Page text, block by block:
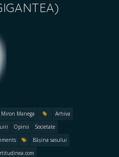
Miron Manega
Arhiva
Opinii
Societate
Bășina sasului